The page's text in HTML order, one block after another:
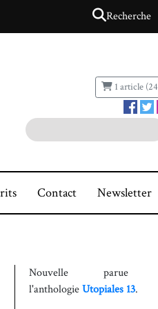
Recherche
1 article
Contact Newsletter
Nouvelle parue
l'anthologieUtopiales 13.